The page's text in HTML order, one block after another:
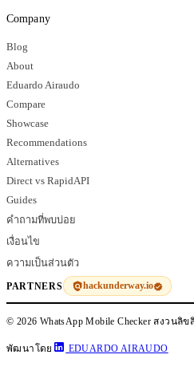
Company
Blog
About
Eduardo Airaudo
Compare
Showcase
Recommendations
Alternatives
Direct vs RapidAPI
Guides
คำถามที่พบบ่อย
เงื่อนไข
ความเป็นส่วนตัว
PARTNERS hackunderway.io
© 2026 WhatsApp Mobile Checker สงวนลิ
พัฒนาโดย EDUARDO AIRAUDO